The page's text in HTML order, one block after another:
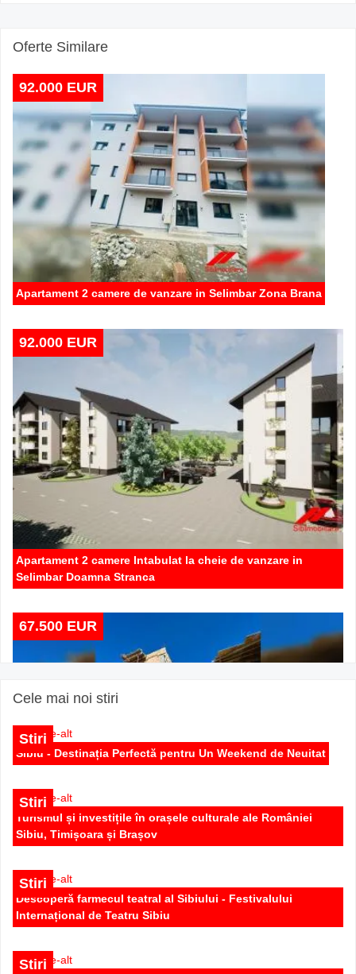
Oferte Similare
92.000 EUR
Apartament 2 camere de vanzare in Selimbar Zona Brana
92.000 EUR
Apartament 2 camere Intabulat la cheie de vanzare in
Selimbar Doamna Stranca
67.500 EUR
Apartament 2 camere bucatarie separata de vanzare in
75.500 EUR
Cele mai noi stiri
Stiri
Sibiu - Destinația Perfectă pentru Un Weekend de Neuitat
Stiri
Turismul și investițile în orașele culturale ale României
Sibiu, Timișoara și Brașov
Stiri
Descoperă farmecul teatral al Sibiului - Festivalului
Internațional de Teatru Sibiu
Stiri